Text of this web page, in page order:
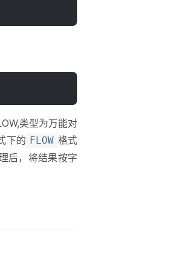
类型为万能对
下的 FLOW 格式
后，将结果按字